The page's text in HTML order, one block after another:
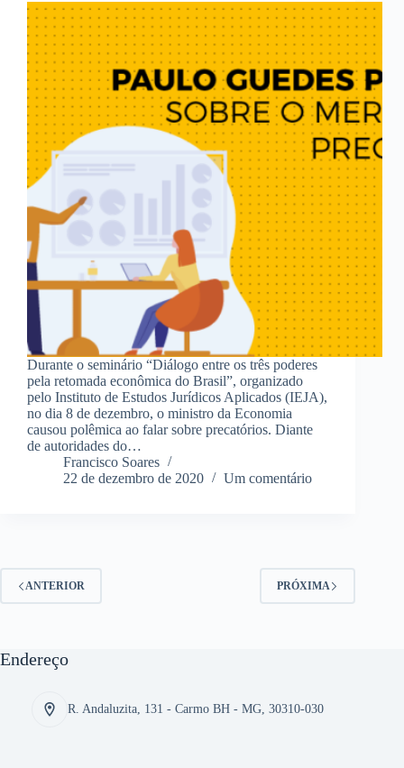
Durante o seminário “Diálogo entre os três poderes
pela retomada econômica do Brasil”, organizado
pelo Instituto de Estudos Jurídicos Aplicados (IEJA),
no dia 8 de dezembro, o ministro da Economia
causou polêmica ao falar sobre precatórios. Diante
de autoridades do…
Francisco Soares
22 de dezembro de 2020
Um comentário
ANTERIOR PRÓXIMA
Endereço
R. Andaluzita, 131 - Carmo BH - MG, 30310-030